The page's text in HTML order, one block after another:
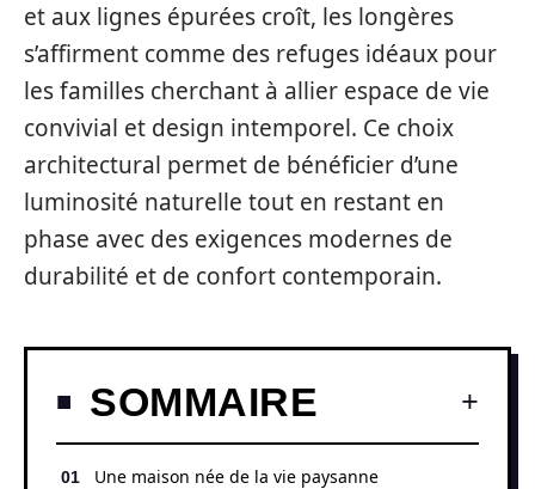
et aux lignes épurées croît, les longères
s’affirment comme des refuges idéaux pour
les familles cherchant à allier espace de vie
convivial et design intemporel. Ce choix
architectural permet de bénéficier d’une
luminosité naturelle tout en restant en
phase avec des exigences modernes de
durabilité et de confort contemporain.
SOMMAIRE
Une maison née de la vie paysanne